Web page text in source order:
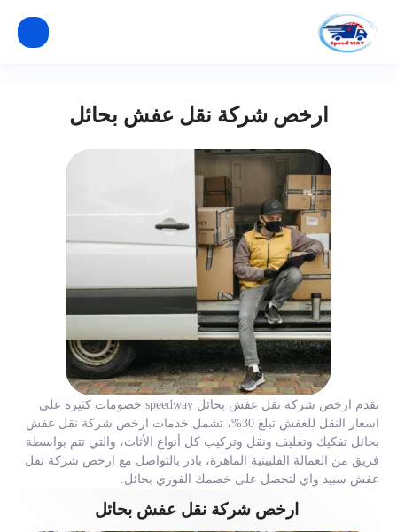
ارخص شركة نقل عفش بحائل
تقدم ارخص شركة نقل عفش بحائل speedway خصومات كثيرة على
اسعار النقل للعفش تبلغ 30%، تشمل خدمات ارخص شركة نقل عفش
بحائل تفكيك وتغليف ونقل وتركيب كل أنواع الأثاث، والتي تتم بواسطة
فريق من العمالة الفلبينية الماهرة، بادر بالتواصل مع ارخص شركة نقل
عفش سبيد واي لتحصل على خصمك الفوري بحائل.
ارخص شركة نقل عفش بحائل